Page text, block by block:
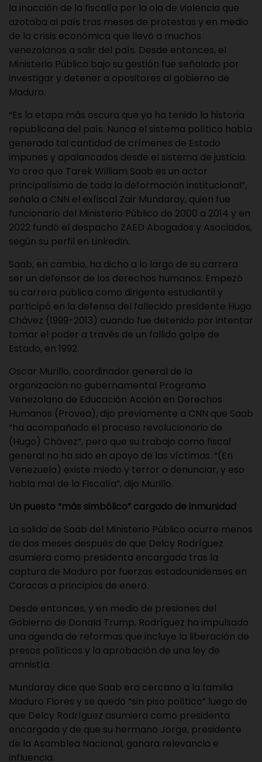
la inacción de la fiscalía por la ola de violencia que
azotaba al país tras meses de protestas y en medio
de la crisis económica que llevó a muchos
venezolanos a salir del país. Desde entonces, el
Ministerio Público bajo su gestión fue señalado por
investigar y detener a opositores al gobierno de
Maduro.
“Es la etapa más oscura que ya ha tenido la historia
republicana del país. Nunca el sistema político había
generado tal cantidad de crímenes de Estado
impunes y apalancados desde el sistema de justicia.
Yo creo que Tarek William Saab es un actor
principalísimo de toda la deformación institucional”,
señala a CNN el exfiscal Zair Mundaray, quien fue
funcionario del Ministerio Público de 2000 a 2014 y en
2022 fundó el despacho ZAED Abogados y Asociados,
según su perfil en LinkedIn.
Saab, en cambio, ha dicho a lo largo de su carrera
ser un defensor de los derechos humanos. Empezó
su carrera pública como dirigente estudiantil y
participó en la defensa del fallecido presidente Hugo
Chávez (1999-2013) cuando fue detenido por intentar
tomar el poder a través de un fallido golpe de
Estado, en 1992.
Oscar Murillo, coordinador general de la
organización no gubernamental Programa
Venezolano de Educación Acción en Derechos
Humanos (Provea), dijo previamente a CNN que Saab
“ha acompañado el proceso revolucionario de
(Hugo) Chávez”, pero que su trabajo como fiscal
general no ha sido en apoyo de las víctimas. “(En
Venezuela) existe miedo y terror a denunciar, y eso
habla mal de la Fiscalía”, dijo Murillo.
Un puesto “más simbólico” cargado de inmunidad
La salida de Saab del Ministerio Público ocurre menos
de dos meses después de que Delcy Rodríguez
asumiera como presidenta encargada tras la
captura de Maduro por fuerzas estadounidenses en
Caracas a principios de enero.
Desde entonces, y en medio de presiones del
Gobierno de Donald Trump, Rodríguez ha impulsado
una agenda de reformas que incluye la liberación de
presos políticos y la aprobación de una ley de
amnistía.
Mundaray dice que Saab era cercano a la familia
Maduro Flores y se quedó “sin piso político” luego de
que Delcy Rodríguez asumiera como presidenta
encargada y de que su hermano Jorge, presidente
de la Asamblea Nacional, ganara relevancia e
influencia.